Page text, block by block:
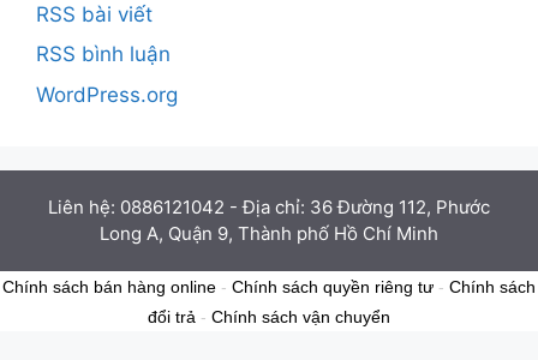
RSS bài viết
RSS bình luận
WordPress.org
Liên hệ: 0886121042 - Địa chỉ: 36 Đường 112, Phước
Long A, Quận 9, Thành phố Hồ Chí Minh
Chính sách bán hàng online - Chính sách quyền riêng tư - Chính sách
đổi trả - Chính sách vận chuyển